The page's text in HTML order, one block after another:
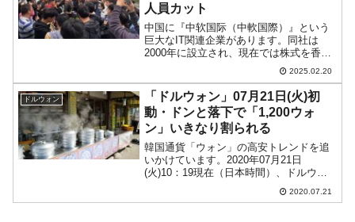
人員カット
中国に『中软国际（中軟国際）』という
巨大なIT関連企業があります。同社は
2000年に設立され、現在では株式を香港
に上場しています。「北京、西安、南
京、深セン、上海、香港など中国国内28
都市と米国、日本、インド、マレーシ
ア、シンガポールなど1...
2025.02.20
ドルウォン
「ドルウォン」07月21日(火)初
動・ドンと落下で「1,200ウォ
ン」いきなり割られる
韓国通貨「ウォン」の高安トレンドを追
いかけています。2020年07月21日
(火)10：19現在（日本時間）、ドルウォ
ンチャートは以下のようになっています
（チャートは『Investing.com』より引
2020.07.21